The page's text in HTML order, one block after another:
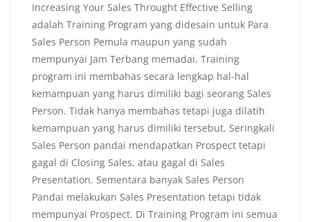
Increasing Your Sales Throught Effective Selling
adalah Training Program yang didesain untuk Para
Sales Person Pemula maupun yang sudah
mempunyai Jam Terbang memadai. Training
program ini membahas secara lengkap hal-hal
kemampuan yang harus dimiliki bagi seorang Sales
Person. Tidak hanya membahas tetapi juga dilatih
kemampuan yang harus dimiliki tersebut. Seringkali
Sales Person pandai mendapatkan Prospect tetapi
gagal di Closing Sales, atau gagal di Sales
Presentation. Sementara banyak Sales Person
Pandai melakukan Sales Presentation tetapi tidak
mempunyai Prospect. Di Training Program ini semua